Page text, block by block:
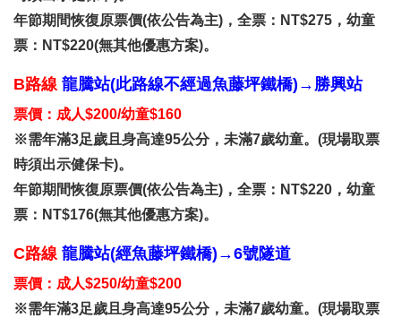
年節期間恢復原票價(依公告為主)，全票：NT$275，幼童
票：NT$220(無其他優惠方案)。
B路線 龍騰站(此路線不經過魚藤坪鐵橋)→勝興站
票價：成人$200/幼童$160
※需年滿3足歲且身高達95公分，未滿7歲幼童。(現場取票
時須出示健保卡)。
年節期間恢復原票價(依公告為主)，全票：NT$220，幼童
票：NT$176(無其他優惠方案)。
C路線 龍騰站(經魚藤坪鐵橋)→6號隧道
票價：成人$250/幼童$200
※需年滿3足歲且身高達95公分，未滿7歲幼童。(現場取票